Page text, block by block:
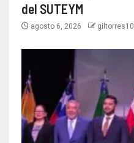
del SUTEYM
agosto 6, 2026